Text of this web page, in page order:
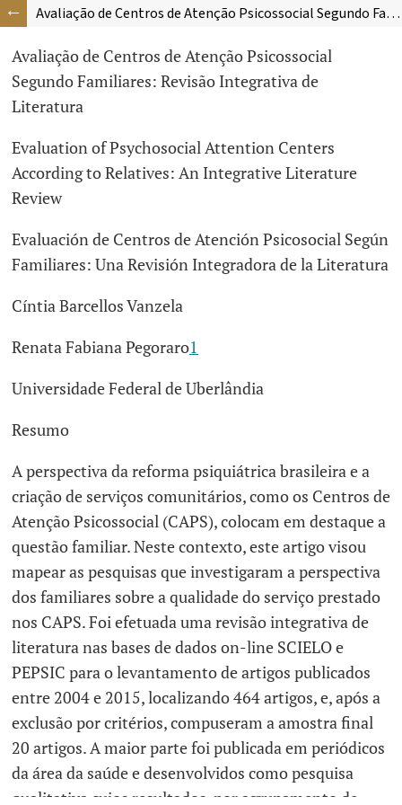
Avaliação de Centros de Atenção Psicossocial Segundo Familiares: Revisão Integrativa de Literatura